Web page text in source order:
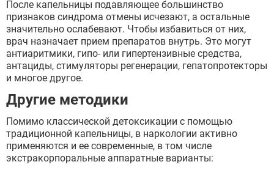
После капельницы подавляющее большинство
признаков синдрома отмены исчезают, а остальные
значительно ослабевают. Чтобы избавиться от них,
врач назначает прием препаратов внутрь. Это могут
антиаритмики, гипо- или гипертензивные средства,
антациды, стимуляторы регенерации, гепатопротекторы
и многое другое.
Другие методики
Помимо классической детоксикации с помощью
традиционной капельницы, в наркологии активно
применяются и ее современные, в том числе
экстракорпоральные аппаратные варианты: